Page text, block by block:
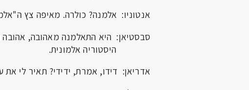
אנטוניו: אלמנה? כולרה. מאיפה צץ
סבסטיאן: היא התאלמנה מאהובה,
היסטוריה אלמונית.
אדריאן: דידו, אמרת, ידידי? תאיר לי את